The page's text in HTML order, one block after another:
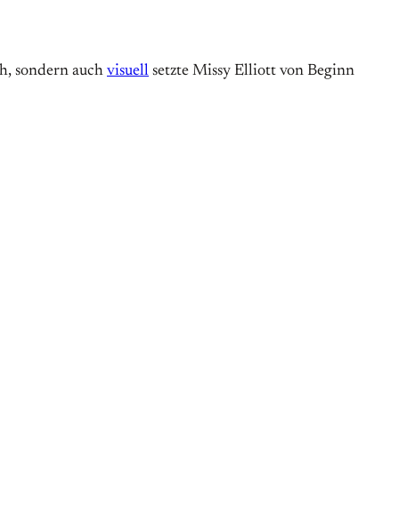
sondern auch visuell setzte Missy Elliott von Beginn